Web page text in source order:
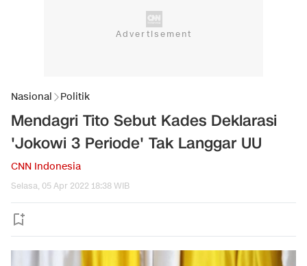
Nasional Politik
Mendagri Tito Sebut Kades Deklarasi
'Jokowi 3 Periode' Tak Langgar UU
CNN Indonesia
Selasa, 05 Apr 2022 18:38 WIB